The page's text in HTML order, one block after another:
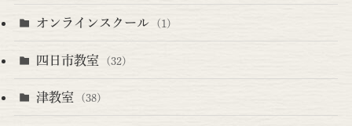
オンラインスクール (1)
四日市教室 (32)
津教室 (38)